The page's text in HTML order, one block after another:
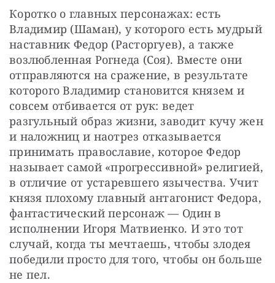
Коротко о главных персонажах: есть
Владимир (Шаман), у которого есть мудрый
наставник Федор (Расторгуев), а также
возлюбленная Рогнеда (Соя). Вместе они
отправляются на сражение, в результате
которого Владимир становится князем и
совсем отбивается от рук: ведет
разгульный образ жизни, заводит кучу жен
и наложниц и наотрез отказывается
принимать православие, которое Федор
называет самой «прогрессивной» религией,
в отличие от устаревшего язычества. Учит
князя плохому главный антагонист Федора,
фантастический персонаж — Один в
исполнении Игоря Матвиенко. И это тот
случай, когда ты мечтаешь, чтобы злодея
победили просто для того, чтобы он больше
не пел.